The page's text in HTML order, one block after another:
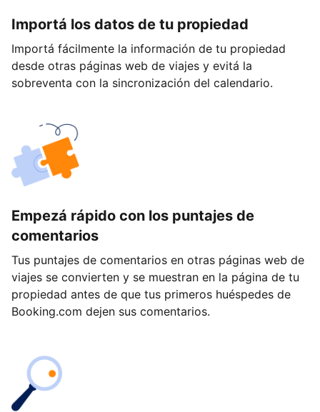
Importá los datos de tu propiedad
Importá fácilmente la información de tu propiedad
desde otras páginas web de viajes y evitá la
sobreventa con la sincronización del calendario.
Empezá rápido con los puntajes de
comentarios
Tus puntajes de comentarios en otras páginas web de
viajes se convierten y se muestran en la página de tu
propiedad antes de que tus primeros huéspedes de
Booking.com dejen sus comentarios.